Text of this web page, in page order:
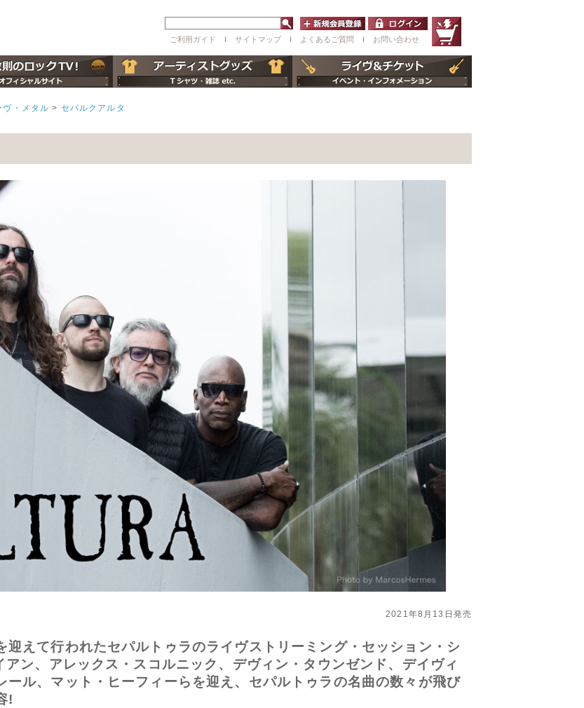
ご利用ガイド ｌ サイトマップ ｌ よくあるご質問 ｌ お問い合わせ
ヴ・メタル > セパルクアルタ
2021年8月13日発売
えて行われたセパルトゥラのライヴストリーミング・セッション・シ
ン、アレックス・スコルニック、デヴィン・タウンゼンド、デイヴィ
ール、マット・ヒーフィーらを迎え、セパルトゥラの名曲の数々が飛び
!